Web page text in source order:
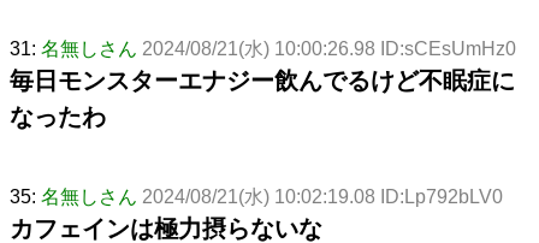
31: 名無しさん 2024/08/21(水) 10:00:26.98 ID:sCEsUmHz0
毎日モンスターエナジー飲んでるけど不眠症に
なったわ
35: 名無しさん 2024/08/21(水) 10:02:19.08 ID:Lp792bLV0
カフェインは極力摂らないな